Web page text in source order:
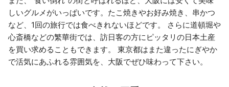
しいグルメがいっぱいです。たこ焼きやお好み焼き、串かつ
など、1回の旅行では食べきれないほどです。 さらに道頓堀や
心斎橋などの繁華街では、訪日客の方にピッタリの日本土産
を買い求めることもできます。 東京都はまた違ったにぎやか
で活気にあふれる雰囲気を、大阪でぜひ味わって下さい。